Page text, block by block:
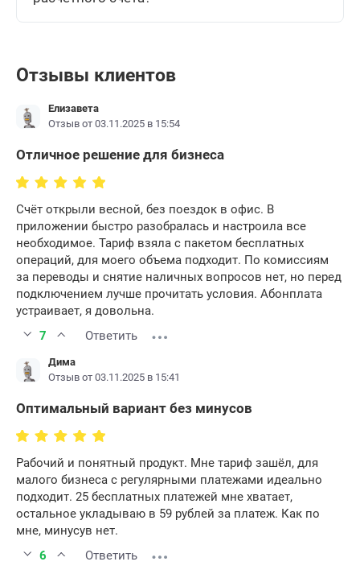
Отзывы клиентов
Елизавета
Отзыв от 03.11.2025 в 15:54
Отличное решение для бизнеса
Счёт открыли весной, без поездок в офис. В
приложении быстро разобралась и настроила все
необходимое. Тариф взяла с пакетом бесплатных
операций, для моего объема подходит. По комиссиям
за переводы и снятие наличных вопросов нет, но перед
подключением лучше прочитать условия. Абонплата
устраивает, я довольна.
7
Ответить
Дима
Отзыв от 03.11.2025 в 15:41
Оптимальный вариант без минусов
Рабочий и понятный продукт. Мне тариф зашёл, для
малого бизнеса с регулярными платежами идеально
подходит. 25 бесплатных платежей мне хватает,
остальное укладываю в 59 рублей за платеж. Как по
мне, минусув нет.
6
Ответить